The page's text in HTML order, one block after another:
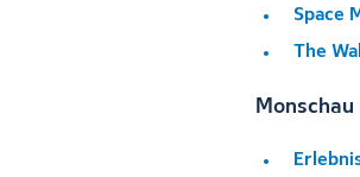
Space
The Wall